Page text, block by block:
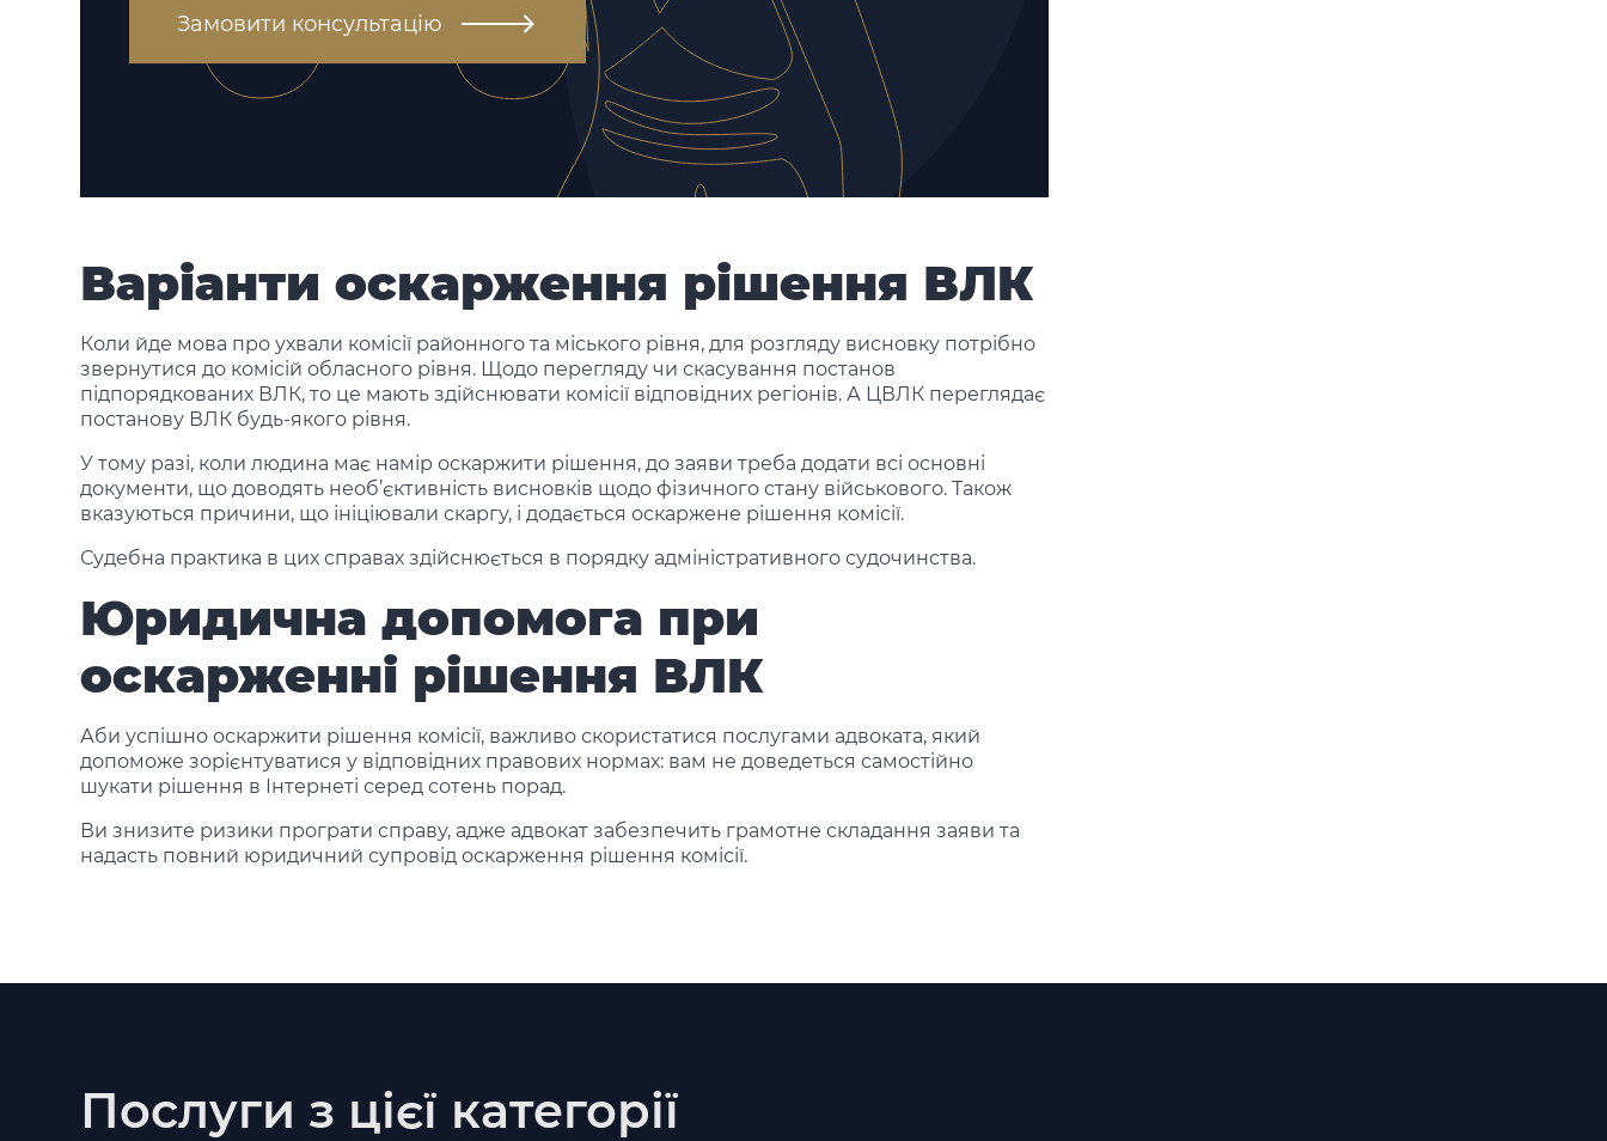
Замовити консультацію
Варіанти оскарження рішення ВЛК
Коли йде мова про ухвали комісії районного та міського рівня, для розгляду висновку потрібно
звернутися до комісій обласного рівня. Щодо перегляду чи скасування постанов
підпорядкованих ВЛК, то це мають здійснювати комісії відповідних регіонів. А ЦВЛК переглядає
постанову ВЛК будь-якого рівня.
У тому разі, коли людина має намір оскаржити рішення, до заяви треба додати всі основні
документи, що доводять необ’єктивність висновків щодо фізичного стану військового. Також
вказуються причини, що ініціювали скаргу, і додається оскаржене рішення комісії.
Судебна практика в цих справах здійснюється в порядку адміністративного судочинства.
Юридична допомога при
оскарженні рішення ВЛК
Аби успішно оскаржити рішення комісії, важливо скористатися послугами адвоката, який
допоможе зорієнтуватися у відповідних правових нормах: вам не доведеться самостійно
шукати рішення в Інтернеті серед сотень порад.
Ви знизите ризики програти справу, адже адвокат забезпечить грамотне складання заяви та
надасть повний юридичний супровід оскарження рішення комісії.
Послуги з цієї категорії